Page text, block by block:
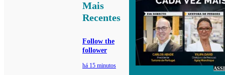
Mais
Recentes
Follow the
follower
há 15 minutos